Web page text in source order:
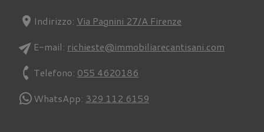
location_on Indirizzo: Via Pagnini 27/A Firenze
sendE-mail: richieste@immobiliarecantisani.com
phoneTelefono: 055 4620186
WhatsApp: 329 112 6159